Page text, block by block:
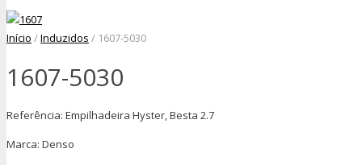
Início /Induzidos / 1607-5030
1607-5030
Referência: Empilhadeira Hyster, Besta 2.7
Marca: Denso